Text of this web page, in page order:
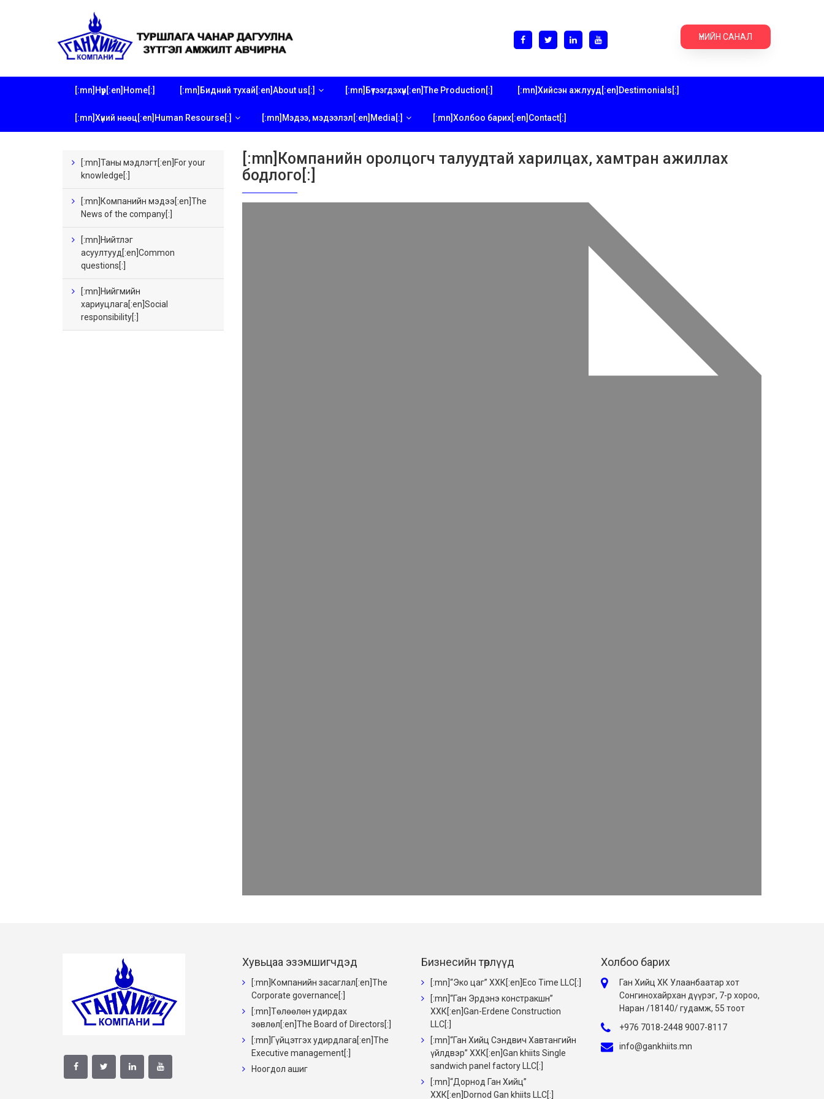
ҮНИЙН САНАЛ
[:mn]Нүүр[:en]Home[:] [:mn]Бидний тухай[:en]About us[:] [:mn]Бүтээгдэхүүн[:en]The Production[:] [:mn]Хийсэн ажлууд[:en]Destimonials[:]
[:mn]Хүний нөөц[:en]Human Resourse[:] [:mn]Мэдээ, мэдээлэл[:en]Media[:] [:mn]Холбоо барих[:en]Contact[:]
[:mn]Таны мэдлэгт[:en]For your
knowledge[:]
[:mn]Компанийн мэдээ[:en]The
News of the company[:]
[:mn]Нийтлэг
асуултууд[:en]Common
questions[:]
[:mn]Нийгмийн
хариуцлага[:en]Social
responsibility[:]
[:mn]Компанийн оролцогч талуудтай харилцах, хамтран ажиллах
бодлого[:]
Хувьцаа эзэмшигчдэд
[:mn]Компанийн засаглал[:en]The
Corporate governance[:]
[:mn]Төлөөлөн удирдах
зөвлөл[:en]The Board of Directors[:]
[:mn]Гүйцэтгэх удирдлага[:en]The
Executive management[:]
Ноогдол ашиг
Бизнесийн төрлүүд
[:mn]“Эко цаг” ХХК[:en]Eco Time LLC[:]
[:mn]“Ган Эрдэнэ констракшн”
ХХК[:en]Gan-Erdene Construction
LLC[:]
[:mn]“Ган Хийц Сэндвич Хавтангийн
үйлдвэр” ХХК[:en]Gan khiits Single
sandwich panel factory LLC[:]
[:mn]“Дорнод Ган Хийц”
ХХК[:en]Dornod Gan khiits LLC[:]
Холбоо барих
Ган Хийц ХК Улаанбаатар хот
Сонгинохайрхан дүүрэг, 7-р хороо,
Наран /18140/ гудамж, 55 тоот
+976 7018-2448 9007-8117
info@gankhiits.mn